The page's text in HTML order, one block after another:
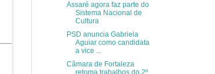
Assaré agora faz parte do
Sistema Nacional de
Cultura
PSD anuncia Gabriela
Aguiar como candidata
a vice ...
Câmara de Fortaleza
retoma trabalhos do 2º